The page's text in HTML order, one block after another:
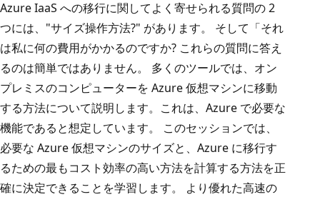
Azure IaaS への移行に関してよく寄せられる質問の 2
つには、"サイズ操作方法?" があります。 そして「それ
は私に何の費用がかかるのですか? これらの質問に答え
るのは簡単ではありません。 多くのツールでは、オン
プレミスのコンピューターを Azure 仮想マシンに移動
する方法について説明します。これは、Azure で必要な
機能であると想定しています。 このセッションでは、
必要な Azure 仮想マシンのサイズと、Azure に移行す
るための最もコスト効率の高い方法を計算する方法を正
確に決定できることを学習します。 より優れた高速の